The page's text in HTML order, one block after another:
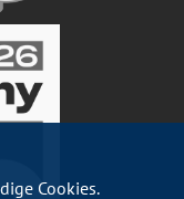
Cookies.